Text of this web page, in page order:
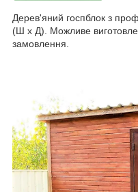
Дерев'яний госпблок з
(Ш х Д). Можливе
замовлення.